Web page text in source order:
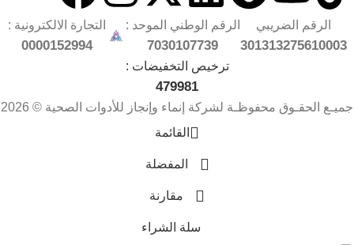
الرقم الضريبي
301313275610003
الرقم الوطني الموحد :
7030107739
التجارة الالكترونية :
0000152994
ترخيص التخفيضات :
479981
جميـع الحقـوق محفوظـة لشركة إنماء وإنجاز للأدوات الصحية © 2026
القائمة
المفضلة
مقارنة
سلة الشراء